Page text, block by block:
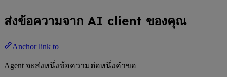
ส่งข้อความจาก AI client ของคุณ
Anchor link to
Agent จะส่งหนึ่งข้อความต่อหนึ่งคำขอ